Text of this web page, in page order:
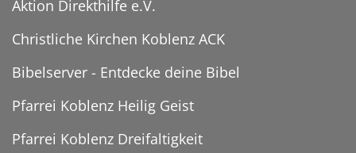
Aktion Direkthilfe e.V.
Christliche Kirchen Koblenz ACK
Bibelserver - Entdecke deine Bibel
Pfarrei Koblenz Heilig Geist
Pfarrei Koblenz Dreifaltigkeit